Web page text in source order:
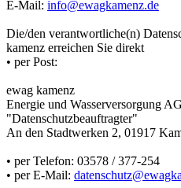
E-Mail: info@ewagkamenz.de
Die/den verantwortliche(n)
kamenz erreichen Sie direkt
• per Post:
ewag kamenz
Energie und Wasserversorgung AG
"Datenschutzbeauftragter"
An den Stadtwerken 2, 01917
• per Telefon: 03578 / 377-254
• per E-Mail: